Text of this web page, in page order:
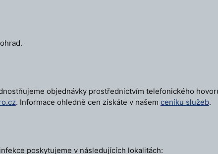
objednávky prostřednictvím telefonického
. Informace ohledně cen získáte v našem ceníku služeb.
poskytujeme v následujících lokalitách: